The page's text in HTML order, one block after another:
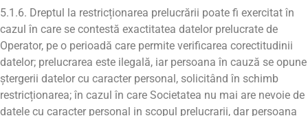
5.1.6. Dreptul la restricționarea prelucrării poate fi exercitat în
cazul în care se contestă exactitatea datelor prelucrate de
Operator, pe o perioadă care permite verificarea corectitudinii
datelor; prelucrarea este ilegală, iar persoana în cauză se opune
ștergerii datelor cu caracter personal, solicitând în schimb
restricționarea; în cazul în care Societatea nu mai are nevoie de
datele cu caracter personal in scopul prelucrarii, dar persoana